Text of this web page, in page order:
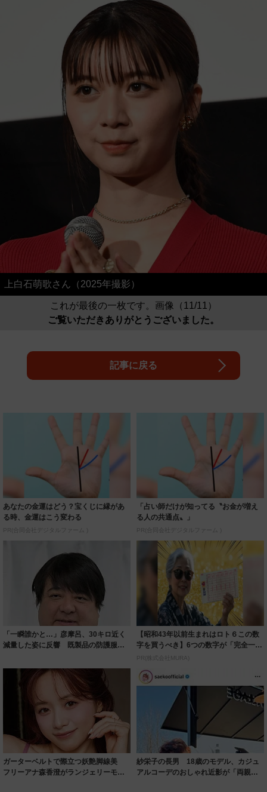
上白石萌歌さん（2025年撮影）
これが最後の一枚です。画像（11/11）
ご覧いただきありがとうございました。
記事に戻る
あなたの金運はどう？宝くじに縁があ
る時、金運はこう変わる
PR(合同会社デジタルファーム )
「占い師だけが知ってる〝お金が増え
る人の共通点〟」
PR(合同会社デジタルファーム )
「一瞬誰かと…」彦摩呂、30キロ近く
減量した姿に反響 既製品の防護服が
【昭和43年以前生まれはロト６この数
字を買うべき】6つの数字が「完全一
致」する方...
PR(株式会社MURA)
ガーターベルトで際立つ妖艶脚線美
フリーアナ森香澄がランジェリーモデ
紗栄子の長男 18歳のモデル、カジュ
アルコーデのおしゃれ近影が「両親の